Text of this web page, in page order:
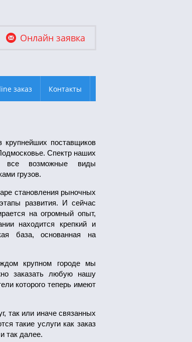
Онлайн заявка
заказ Контакты
поставщиков
Спектр наших
все возможные виды
грузов.
становления рыночных
развития. И сейчас
на огромный опыт,
находится крепкий и
база, основанная на
крупном городе мы
заказать любую нашу
которого теперь имеют
так или иначе связанных
такие услуги как заказ
так далее.